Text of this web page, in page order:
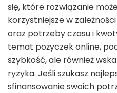
się, które rozwiązanie
korzystniejsze w
oraz potrzeby czasu i
temat pożyczek online,
szybkość, ale również
ryzyka. Jeśli szukasz
sfinansowanie swoich